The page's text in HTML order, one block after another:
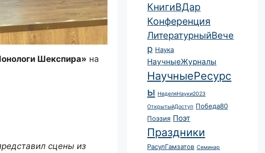
Шекспира» на
сцены из
КнигиВДар
Конференция
ЛитературныйВече
р Наука
НаучныеЖурналы
НаучныеРесурс
ы НеделяНауки2023
ОткрытыйДоступ Победа80
Поэзия Поэт
Праздники
РасулГамзатов Семинар